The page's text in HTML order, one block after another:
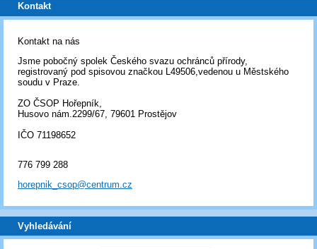
Kontakt
Kontakt na nás
Jsme pobočný spolek Českého svazu ochránců přírody,
registrovaný pod spisovou značkou L49506,vedenou u Městského
soudu v Praze.
ZO ČSOP Hořepník,
Husovo nám.2299/67, 79601 Prostějov
IČO 71198652
776 799 288
horepnik_csop@centrum.cz
Vyhledávání